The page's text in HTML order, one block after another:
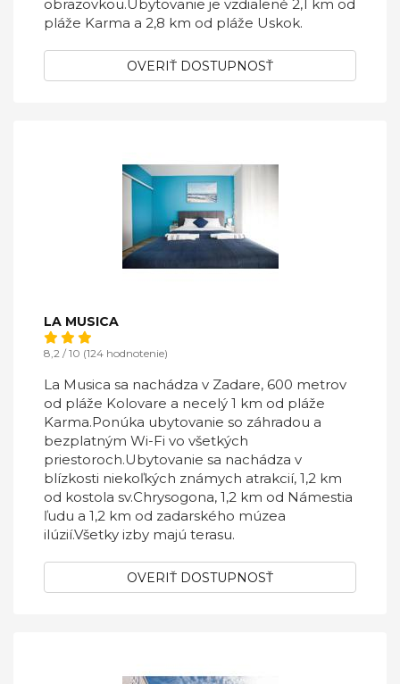
obrazovkou.Ubytovanie je vzdialené 2,1 km od
pláže Karma a 2,8 km od pláže Uskok.
OVERIŤ DOSTUPNOSŤ
LA MUSICA
8,2 / 10 (124 hodnotenie)
La Musica sa nachádza v Zadare, 600 metrov
od pláže Kolovare a necelý 1 km od pláže
Karma.Ponúka ubytovanie so záhradou a
bezplatným Wi-Fi vo všetkých
priestoroch.Ubytovanie sa nachádza v
blízkosti niekoľkých známych atrakcií, 1,2 km
od kostola sv.Chrysogona, 1,2 km od Námestia
ľudu a 1,2 km od zadarského múzea
ilúzií.Všetky izby majú terasu.
OVERIŤ DOSTUPNOSŤ